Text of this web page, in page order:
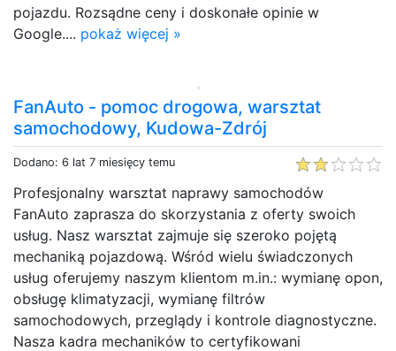
pojazdu. Rozsądne ceny i doskonałe opinie w
Google.... pokaż więcej »
FanAuto - pomoc drogowa, warsztat
samochodowy, Kudowa-Zdrój
Dodano: 6 lat 7 miesięcy temu
Profesjonalny warsztat naprawy samochodów
FanAuto zaprasza do skorzystania z oferty swoich
usług. Nasz warsztat zajmuje się szeroko pojętą
mechaniką pojazdową. Wśród wielu świadczonych
usług oferujemy naszym klientom m.in.: wymianę opon,
obsługę klimatyzacji, wymianę filtrów
samochodowych, przeglądy i kontrole diagnostyczne.
Nasza kadra mechaników to certyfikowani